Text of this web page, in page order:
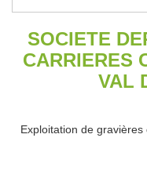
SOCIETE
CARRIERES
VAL
Exploitation de